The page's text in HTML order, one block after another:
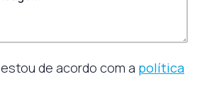
de acordo com a política